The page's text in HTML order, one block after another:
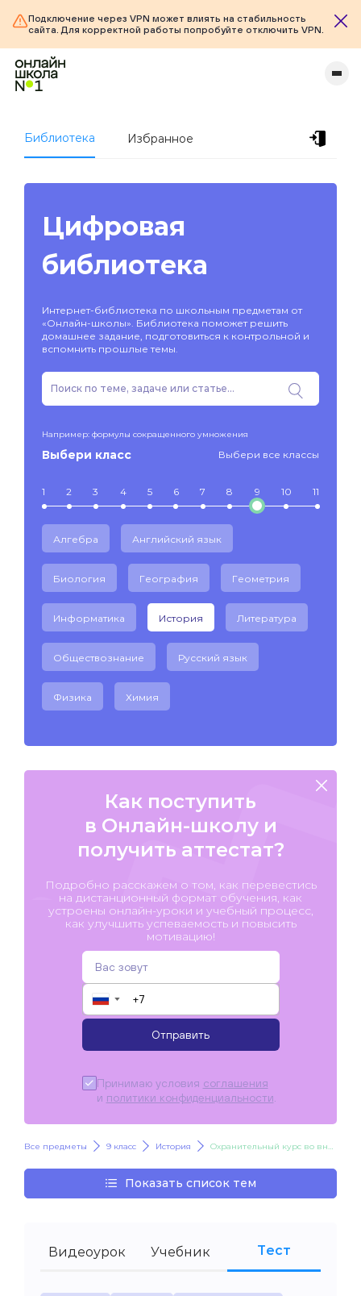
Подключение через VPN может влиять на стабильность
сайта. Для корректной работы попробуйте отключить VPN.
Библиотека Избранное
Цифровая
библиотека
Интернет-библиотека по школьным предметам от
«Онлайн-школы». Библиотека поможет решить
домашнее задание, подготовиться к контрольной и
вспомнить прошлые темы.
Например: формулы сокращенного умножения
Выбери класс Выбери все классы
1 2 3 4 5 6 7 8 9 10 11
Алгебра Английский язык
Биология География Геометрия
Информатика История Литература
Обществознание Русский язык
Физика Химия
Как поступить
в Онлайн-школу и
получить аттестат?
Подробно расскажем о том, как перевестись
на дистанционный формат обучения, как
устроены онлайн-уроки и учебный процесс,
как улучшить успеваемость и повысить
мотивацию!
▼
Отправить
Принимаю условия соглашения
и политики конфиденциальности
Все предметы 9 класс История Охранительный курс во внутренней политике. Внешняя политика. Крымская война
Показать список тем
Видеоурок Учебник Тест